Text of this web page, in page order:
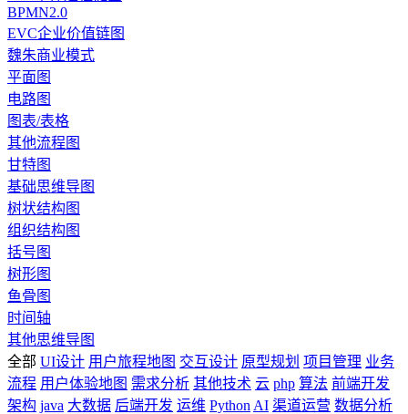
BPMN2.0
EVC企业价值链图
魏朱商业模式
平面图
电路图
图表/表格
其他流程图
甘特图
基础思维导图
树状结构图
组织结构图
括号图
树形图
鱼骨图
时间轴
其他思维导图
全部 UI设计 用户旅程地图 交互设计 原型规划 项目管理 业务
流程 用户体验地图 需求分析 其他技术 云 php 算法 前端开发
架构 java 大数据 后端开发 运维 Python AI 渠道运营 数据分析